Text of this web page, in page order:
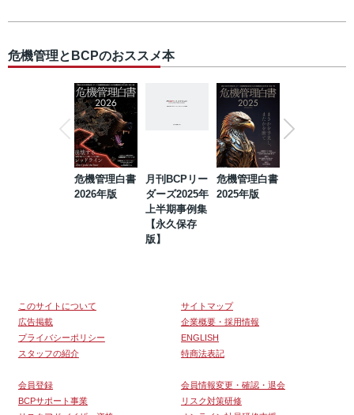
危機管理とBCPのおススメ本
危機管理白書
2026年版
月刊BCPリー
ダーズ2025年
上半期事例集
【永久保存
版】
危機管理白書
2025年版
このサイトについて
サイトマップ
広告掲載
企業概要・採用情報
プライバシーポリシー
ENGLISH
スタッフの紹介
特商法表記
会員登録
会員情報変更・確認・退会
BCPサポート事業
リスク対策研修